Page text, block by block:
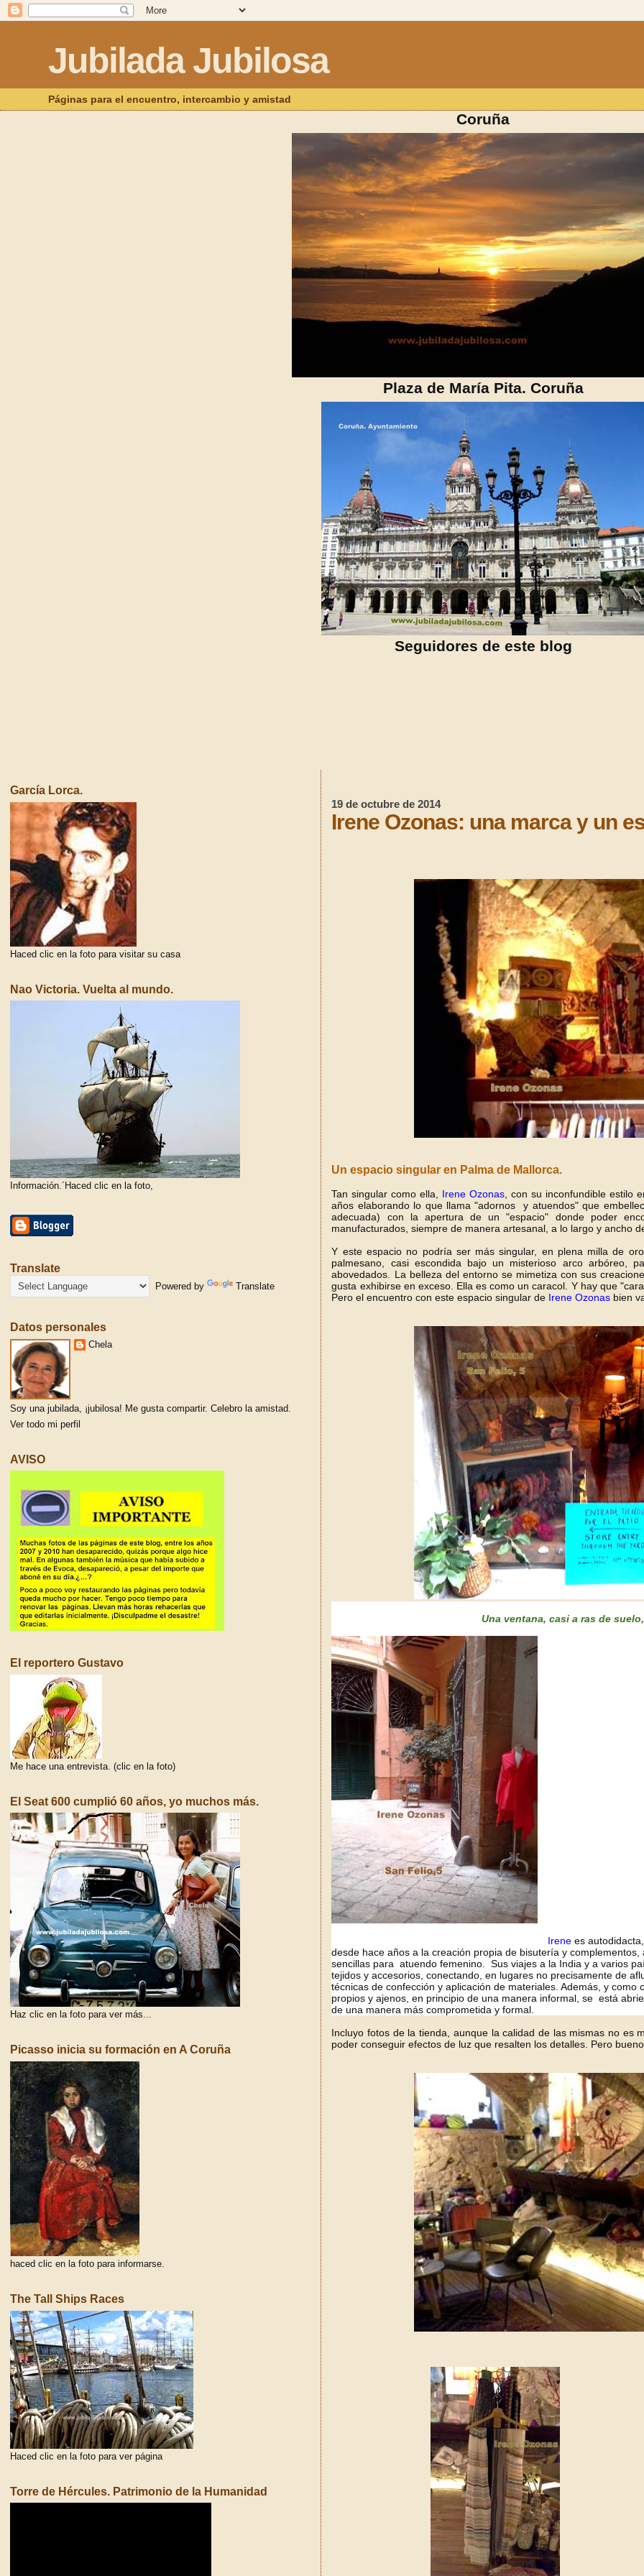
Jubilada Jubilosa
Páginas para el encuentro, intercambio y amistad
Coruña
Plaza de María Pita. Coruña
Seguidores de este blog
19 de octubre de 2014
Irene Ozonas: una marca y un
Un espacio singular en Palma de Mallorca.
Tan singular como ella, Irene Ozonas , con su inconfundible estilo
años elaborando lo que llama "adornos y atuendos" que
adecuada) con la apertura de un "espacio" donde poder
manufacturados, siempre de manera artesanal, a lo largo y ancho
Y este espacio no podría ser más singular, en plena milla de
palmesano, casi escondida bajo un misterioso arco arbóreo,
abovedados. La belleza del entorno se mimetiza con sus
gusta exhibirse en exceso. Ella es como un caracol. Y hay que
Pero el encuentro con este espacio singular de Irene Ozonas bien
Una ventana, casi a ras de
Irene es
desde hace años a la creación propia de bisutería y
sencillas para atuendo femenino. Sus viajes a la India y a varios
tejidos y accesorios, conectando, en lugares no precisamente de
técnicas de confección y aplicación de materiales.Además, y como
propios y ajenos, en principio de una manera informal, se está
de una manera más comprometida y formal.
Incluyo fotos de la tienda, aunque la calidad de las mismas no
poder conseguir efectos de luz que resalten los detalles. Pero
García Lorca.
Haced clic en la foto para visitar su casa
Nao Victoria. Vuelta al mundo.
Información.´Haced clic en la foto,
Translate
Powered by Translate
Datos personales
Chela
Soy una jubilada, ¡jubilosa! Me gusta compartir. Celebro la amistad.
Ver todo mi perfil
AVISO
El reportero Gustavo
Me hace una entrevista. (clic en la foto)
El Seat 600 cumplió 60 años, yo muchos más.
Haz clic en la foto para ver más...
Picasso inicia su formación en A Coruña
haced clic en la foto para informarse.
The Tall Ships Races
Haced clic en la foto para ver página
Torre de Hércules. Patrimonio de la Humanidad